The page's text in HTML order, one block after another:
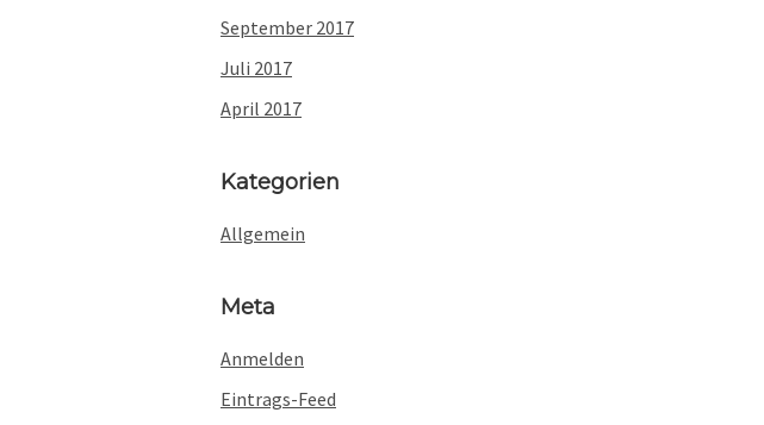
September 2017
Juli 2017
April 2017
Kategorien
Allgemein
Meta
Anmelden
Eintrags-Feed